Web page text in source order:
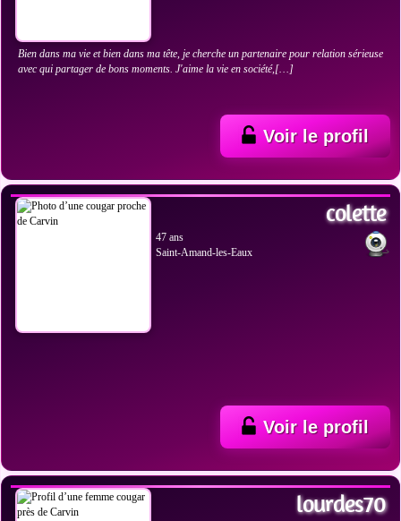
Bien dans ma vie et bien dans ma tête, je cherche un partenaire pour relation sérieuse
avec qui partager de bons moments. J'aime la vie en société,[…]
Voir le profil
colette
47 ans
Saint-Amand-les-Eaux
Voir le profil
lourdes70